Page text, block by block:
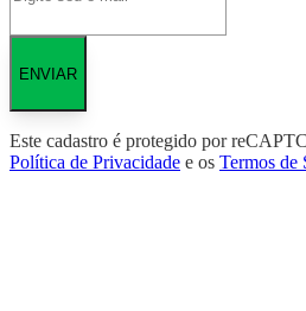
ENVIAR
Este cadastro é protegido por
Política de Privacidade e os Termos de